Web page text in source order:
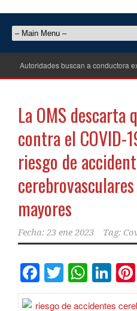
Autoridades buscan a conductora
La OMS descarta
contra el COVID-
riesgo de
mayores
Fecha: 23 ene 2023 Tag:
Facebook
Twitter